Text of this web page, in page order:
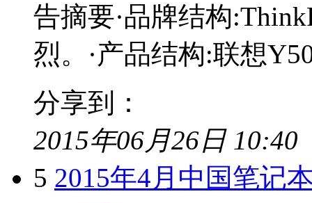
告摘要·品牌结构
烈。·产品结构:联想
分享到：
2015年06月26日 10:40
5 2015年4月中国笔记